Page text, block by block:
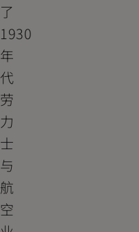
了
1930
年
代
劳
力
士
与
航
空